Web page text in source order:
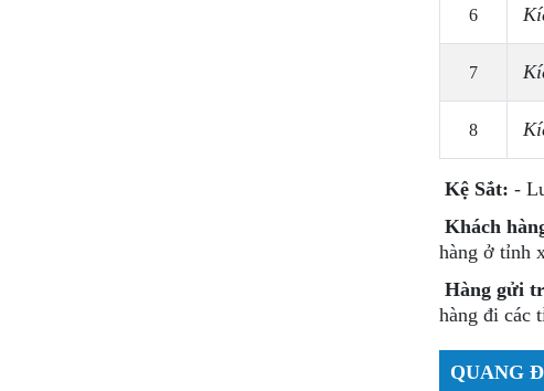
6
7
8
Kệ Sắt: -
Khách
hàng ở tỉnh
Hàng gửi
hàng đi các
QUANG